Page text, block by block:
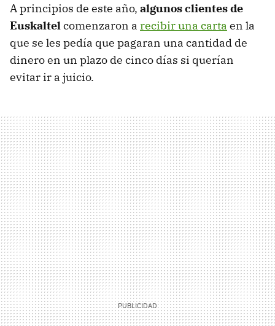
A principios de este año, algunos clientes de
Euskaltelcomenzaron a recibir una carta en la
que se les pedía que pagaran una cantidad de
dinero en un plazo de cinco días si querían
evitar ir a juicio.